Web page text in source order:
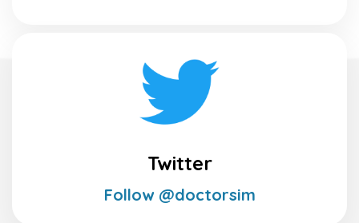
Twitter
Follow @doctorsim